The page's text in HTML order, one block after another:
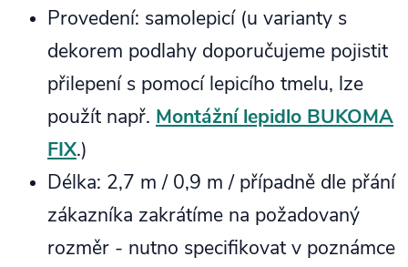
Provedení: samolepicí (u varianty s
dekorem podlahy doporučujeme pojistit
přilepení s pomocí lepicího tmelu, lze
použít např. Montážní lepidlo BUKOMA
FIX.)
Délka: 2,7 m / 0,9 m / případně dle přání
zákazníka zakrátíme na požadovaný
rozměr - nutno specifikovat v poznámce